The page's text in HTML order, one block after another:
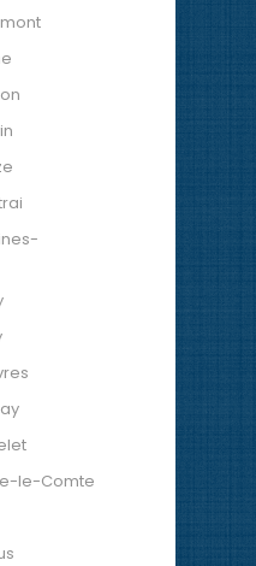
le-Comte